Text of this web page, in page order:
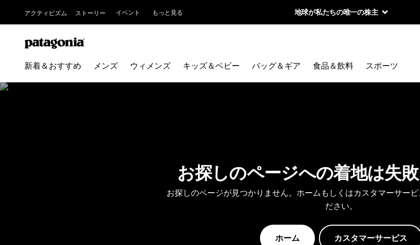
アクティビズム ストーリー イベント もっと見る 地球が私たちの唯一の株主
新着＆おすすめ メンズ ウィメンズ キッズ＆ベビー バッグ＆ギア 食品＆飲料 スポーツ
お探しのページへの着地は失敗
お探しのページが見つかりません。ホームもしくはカスタマーサー
ださい。
ホーム カスタマーサービス